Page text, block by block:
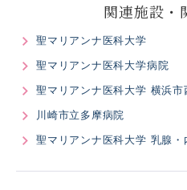
関連施設・
聖マリアンナ医科大学
聖マリアンナ医科大学病院
聖マリアンナ医科大学 横浜市
川崎市立多摩病院
聖マリアンナ医科大学 乳腺・